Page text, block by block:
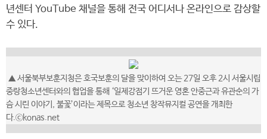
년센터 YouTube 채널을 통해 전국 어디서나 온라인으로 감상할
수 있다.
▲ 서울북부보훈지청은 호국보훈의 달을 맞이하여 오는 27일 오후 2시 서울시립
중랑청소년센터와의 협업을 통해 ‘일제강점기 뜨거운 영혼 안중근과 유관순의 가
슴 시린 이야기, 불꽃’이라는 제목으로 청소년 창작뮤지컬 공연을 개최한
다.ⓒkonas.net